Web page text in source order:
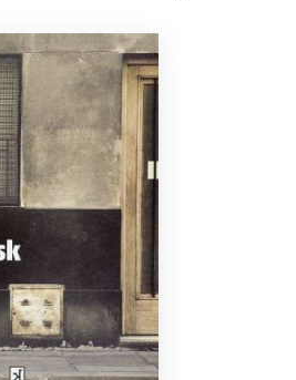
+370 667 80 541
info@elvislab.lt